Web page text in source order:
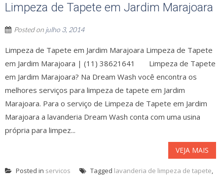
Limpeza de Tapete em Jardim Marajoara
Posted on julho 3, 2014
Limpeza de Tapete em Jardim Marajoara Limpeza de Tapete
em Jardim Marajoara | (11) 38621641 Limpeza de Tapete
em Jardim Marajoara? Na Dream Wash você encontra os
melhores serviços para limpeza de tapete em Jardim
Marajoara. Para o serviço de Limpeza de Tapete em Jardim
Marajoara a lavanderia Dream Wash conta com uma usina
própria para limpez...
VEJA MAIS
Posted in servicos Tagged lavanderia de limpeza de tapete,